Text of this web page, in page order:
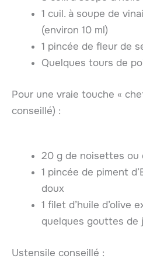
1 cuil. à soupe de
(environ 10 ml)
1 pincée de fleur de
Quelques tours de
Pour une vraie touche «
conseillé) :
20 g de noisettes ou
1 pincée de piment
doux
1 filet d’huile d’olive
quelques gouttes de
Ustensile conseillé :